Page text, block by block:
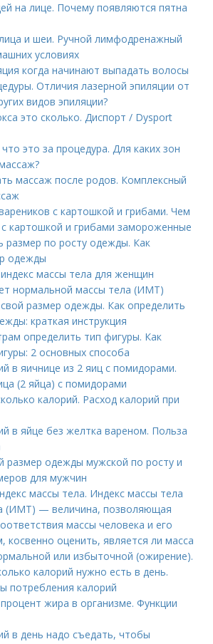
на лице. Почему появляются пятна
и шеи. Ручной лимфодренажный
условиях
когда начинают выпадать волосы
Отличия лазерной эпиляции от
видов эпиляции?
это сколько. Диспорт / Dysport
это за процедура. Для каких зон
массаж после родов. Комплексный
с картошкой и грибами. Чем
картошкой и грибами замороженные
размер по росту одежды. Как
одежды
массы тела для женщин
нормальной массы тела (ИМТ)
размер одежды. Как определить
краткая инструкция
определить тип фигуры. Как
2 основных способа
в яичнице из 2 яиц с помидорами.
(2 яйца) с помидорами
калорий. Расход калорий при
в яйце без желтка вареном. Польза
размер одежды мужской по росту и
для мужчин
массы тела. Индекс массы тела
(ИМТ) — величина, позволяющая
массы человека и его
косвенно оценить, является ли масса
или избыточной (ожирение).
калорий нужно есть в день.
потребления калорий
жира в организме. Функции
в день надо съедать, чтобы